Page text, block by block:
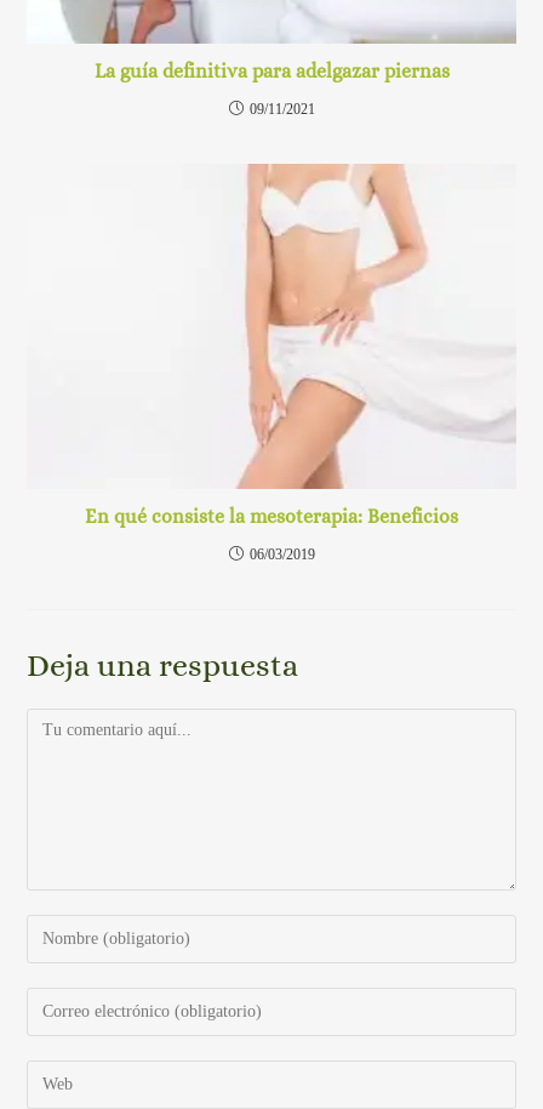
La guía definitiva para adelgazar piernas
09/11/2021
En qué consiste la mesoterapia: Beneficios
06/03/2019
Deja una respuesta